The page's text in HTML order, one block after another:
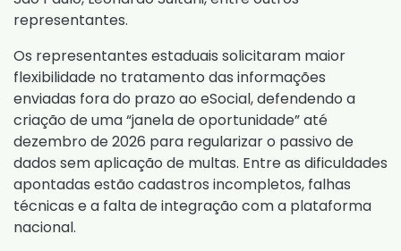
representantes.
Os representantes estaduais solicitaram maior
flexibilidade no tratamento das informações
enviadas fora do prazo ao eSocial, defendendo a
criação de uma “janela de oportunidade” até
dezembro de 2026 para regularizar o passivo de
dados sem aplicação de multas. Entre as dificuldades
apontadas estão cadastros incompletos, falhas
técnicas e a falta de integração com a plataforma
nacional.